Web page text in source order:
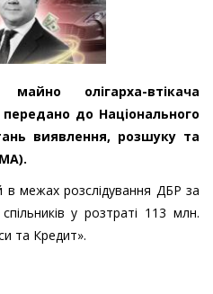
олігарха-втікача
до Національного
виявлення, розшуку та
в межах розслідування ДБР за
у розтраті 113 млн.
та Кредит».